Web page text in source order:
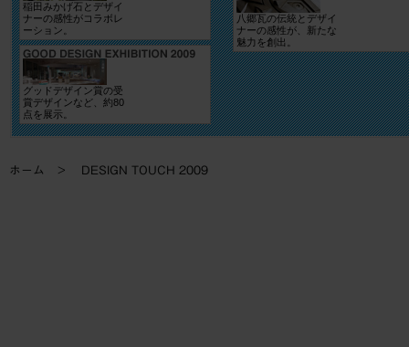
稲田みかげ石とデザイ
ナーの感性がコラボレ
ーション。
八郷瓦の伝統とデザイ
ナーの感性が、新たな
魅力を創出。
グッドデザイン賞の受
賞デザインなど、約80
点を展示。
ホーム DESIGN TOUCH 2009